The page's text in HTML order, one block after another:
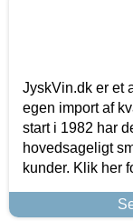
JyskVin.dk er et
egen import af
start i 1982 har
hovedsageligt
kunder. Klik her